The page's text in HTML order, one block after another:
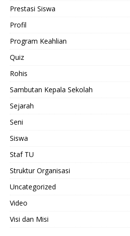
Prestasi Siswa
Profil
Program Keahlian
Quiz
Rohis
Sambutan Kepala Sekolah
Sejarah
Seni
Siswa
Staf TU
Struktur Organisasi
Uncategorized
Video
Visi dan Misi